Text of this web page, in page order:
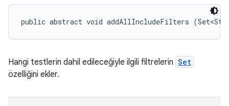
public abstract void addAllIncludeFilters
Hangi testlerin dahil edileceğiyle ilgili filtrelerin Set
özelliğini ekler.